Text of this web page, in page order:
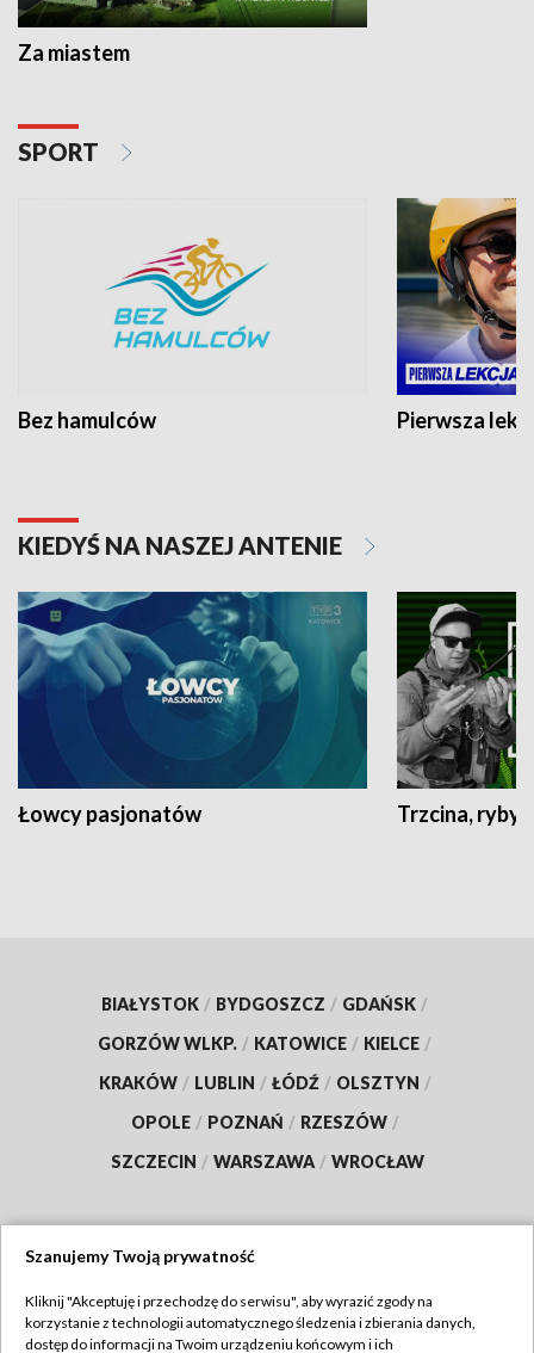
Za miastem
SPORT
Bez hamulców Pierwsza
KIEDYŚ NA NASZEJ ANTENIE
Łowcy pasjonatów Trzcina, ryby
BIAŁYSTOK / BYDGOSZCZ / GDAŃSK /
GORZÓW WLKP. / KATOWICE / KIELCE /
KRAKÓW / LUBLIN / ŁÓDŹ / OLSZTYN /
OPOLE / POZNAŃ / RZESZÓW /
SZCZECIN / WARSZAWA / WROCŁAW
TVP
Szanujemy Twoją prywatność
Kliknij "Akceptuję i przechodzę do serwisu", aby wyrazić zgody na
korzystanie z technologii automatycznego śledzenia i zbierania danych,
dostęp do informacji na Twoim urządzeniu końcowym i ich